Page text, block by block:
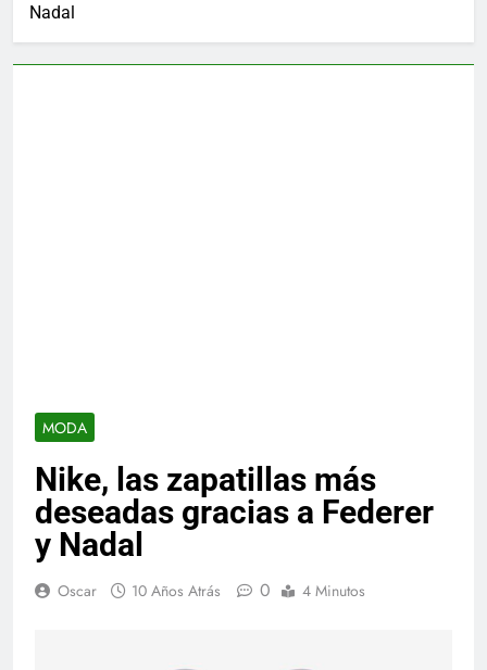
Nadal
MODA
Nike, las zapatillas más
deseadas gracias a Federer
y Nadal
Oscar 10 Años Atrás 0 4 Minutos